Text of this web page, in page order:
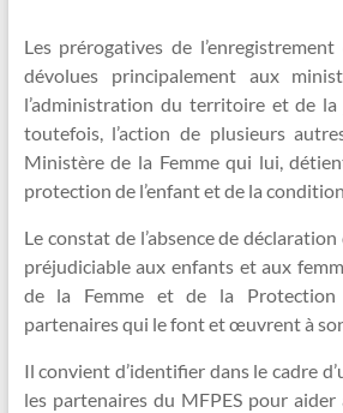
Les prérogatives de
dévolues principalement aux
l’administration du territoire et de
toutefois, l’action de plusieurs
Ministère de la Femme qui lui,
protection de l’enfant et de la
Le constat de l’absence de
préjudiciable aux enfants et aux
de la Femme et de la Protection
partenaires qui le font et œuvrent à
Il convient d’identifier dans le cadre
les partenaires du MFPES pour